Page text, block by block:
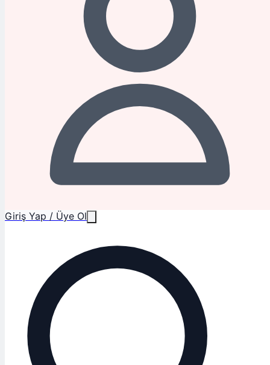
Giriş Yap / Üye Ol